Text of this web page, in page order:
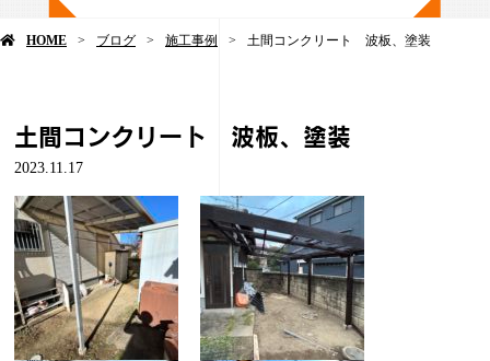
HOME ブログ 施工事例 土間コンクリート 波板、塗装
土間コンクリート 波板、塗装
2023.11.17